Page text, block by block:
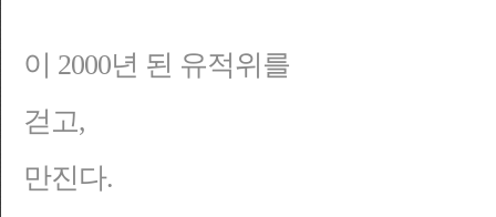
이 2000년 된 유적위를
걷고,
만진다.